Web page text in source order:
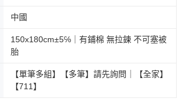
中國
150x180cm±5℅｜有鋪棉 無拉鍊 不可塞被
胎
【單筆多組】【多筆】請先詢問｜【全家】
【711】